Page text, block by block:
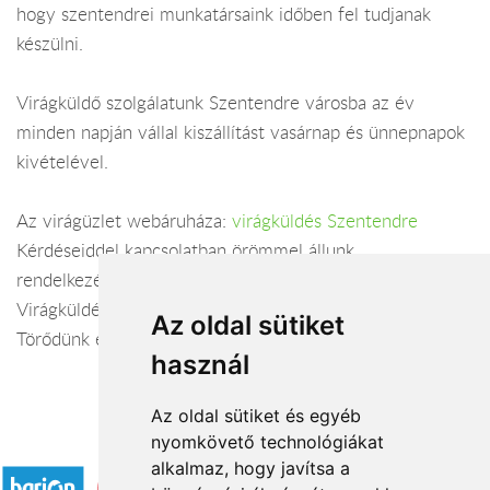
Az oldal sütiket
használ
Az oldal sütiket és egyéb
nyomkövető technológiákat
alkalmaz, hogy javítsa a
hogy szentendrei munkatársaink időben fel tudjanak
készülni.
Virágküldő szolgálatunk Szentendre városba az év
minden napján vállal kiszállítást vasárnap és ünnepnapok
kivételével.
Az virágüzlet webáruháza: virágküldés Szentendre
Kérdéseiddel kapcsolatban örömmel állunk
rendelkezésedre.
Virágküldés Szentendre
Törődünk egymással
Elfogadott fizetési módok